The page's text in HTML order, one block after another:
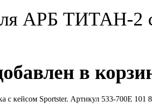
АРБ ТИТАН-2
в
с кейсом Sportster. Артикул 533-700E 101